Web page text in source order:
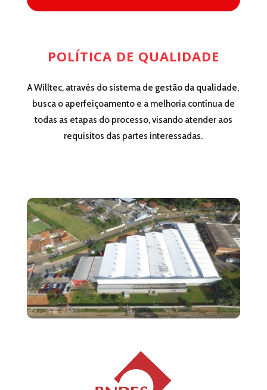
POLÍTICA DE QUALIDADE
A Willtec, através do sistema de gestão da qualidade,
busca o aperfeiçoamento e a melhoria contínua de
todas as etapas do processo, visando atender aos
requisitos das partes interessadas.